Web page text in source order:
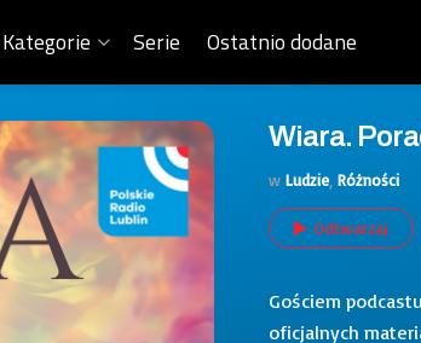
Kategorie Serie Ostatnio dodane
Wiara.
w Ludzie Różności
Odtwarzaj
Gościem
oficjalnych